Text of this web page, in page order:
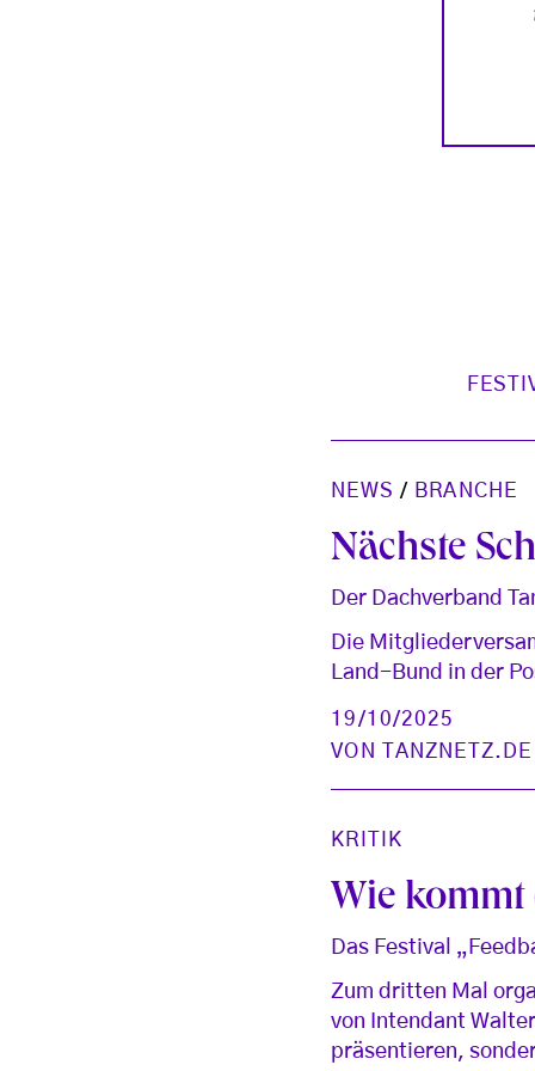
NEWS / BRANCHE
Nächste
Der Dachverband
Die
Land-Bund in der
19/10/2025
VON
KRITIK
Wie kommt
Das Festival
Zum dritten Mal
von Intendant
präsentieren,